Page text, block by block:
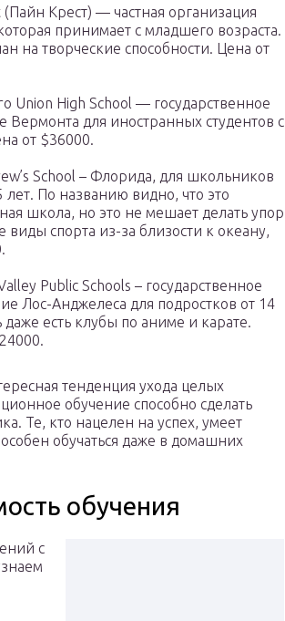
(Пайн Крест) — частная организация
принимает с младшего возраста.
на творческие способности. Цена от
Union High School — государственное
Вермонта для иностранных студентов с
от $36000.
School – Флорида, для школьников
лет. По названию видно, что это
школа, но это не мешает делать упор
виды спорта из-за близости к океану,
Public Schools – государственное
Лос-Анджелеса для подростков от 14
даже есть клубы по аниме и карате.
тенденция ухода целых
обучение способно сделать
Те, кто нацелен на успех, умеет
обучаться даже в домашних
обучения
с